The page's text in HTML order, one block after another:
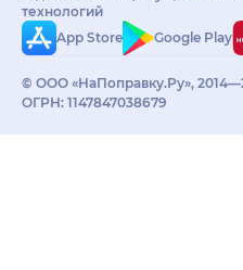
технологий
App Store
Google Play
© ООО «НаПоправку.Ру»,
ОГРН: 1147847038679